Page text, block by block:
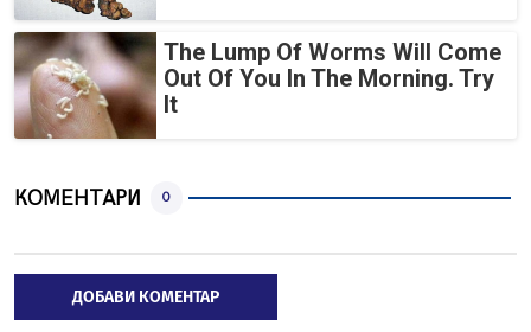
The Lump Of Worms Will Come
Out Of You In The Morning. Try
It
КОМЕНТАРИ 0
ДОБАВИ КОМЕНТАР